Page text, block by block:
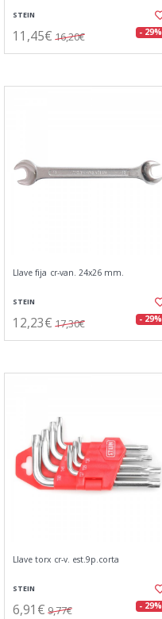
STEIN
11,45€ 16,20€ - 29%
Llave fija cr-van. 24x26 mm.
STEIN
12,23€ 17,30€ - 29%
Llave torx cr-v. est.9p.corta
STEIN
6,91€ 9,77€ - 29%